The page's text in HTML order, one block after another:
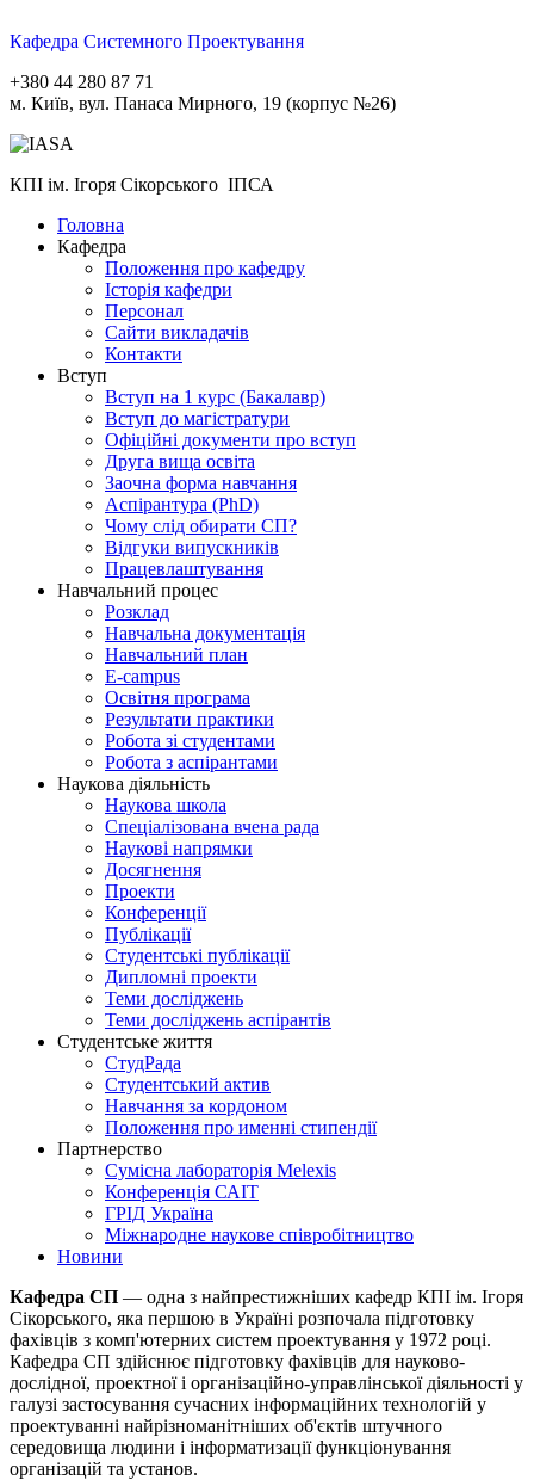
Кафедра Системного Проектування
+380 44 280 87 71
м. Київ, вул. Панаса Мирного, 19 (корпус №26)
КПІ ім. Ігоря Сікорського ІПСА
Головна
Кафедра
Положення про кафедру
Історія кафедри
Персонал
Сайти викладачів
Контакти
Вступ
Вступ на 1 курс (Бакалавр)
Вступ до магістратури
Офіційні документи про вступ
Друга вища освіта
Заочна форма навчання
Aспірантура (PhD)
Чому слід обирати СП?
Відгуки випускників
Працевлаштування
Навчальний процес
Розклад
Навчальна документація
Навчальний план
E-campus
Освітня програма
Результати практики
Робота зі студентами
Робота з аспірантами
Наукова діяльність
Наукова школа
Спеціалізована вчена рада
Наукові напрямки
Досягнення
Проекти
Конференції
Публікації
Студентські публікації
Дипломні проекти
Теми досліджень
Теми досліджень аспірантів
Студентське життя
СтудРада
Студентський актив
Навчання за кордоном
Положення про именні стипендії
Партнерство
Сумісна лабораторія Melexis
Конференція САІТ
ГРІД Україна
Міжнародне наукове співробітництво
Новини
Кафедра СП — одна з найпрестижніших кафедр КПІ ім. Ігоря
Сікорського, яка першою в Україні розпочала підготовку
фахівців з комп'ютерних систем проектування у 1972 році.
Кафедра СП здійснює підготовку фахівців для науково-
дослідної, проектної і організаційно-управлінської діяльності у
галузі застосування сучасних інформаційних технологій у
проектуванні найрізноманітніших об'єктів штучного
середовища людини і інформатизації функціонування
організацій та установ.